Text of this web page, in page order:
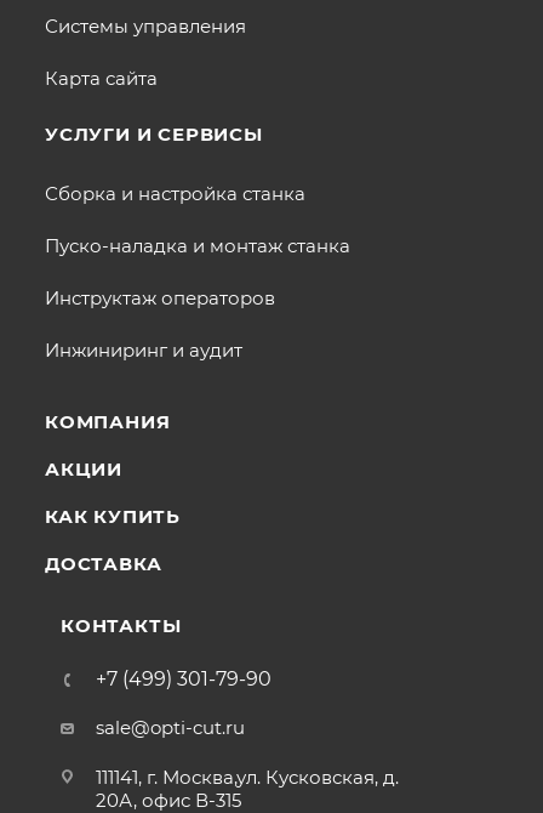
Системы управления
Карта сайта
УСЛУГИ И СЕРВИСЫ
Сборка и настройка станка
Пуско-наладка и монтаж станка
Инструктаж операторов
Инжиниринг и аудит
КОМПАНИЯ
АКЦИИ
КАК КУПИТЬ
ДОСТАВКА
КОНТАКТЫ
+7 (499) 301-79-90
sale@opti-cut.ru
111141, г. Москва,ул. Кусковская, д.
20А, офис В-315